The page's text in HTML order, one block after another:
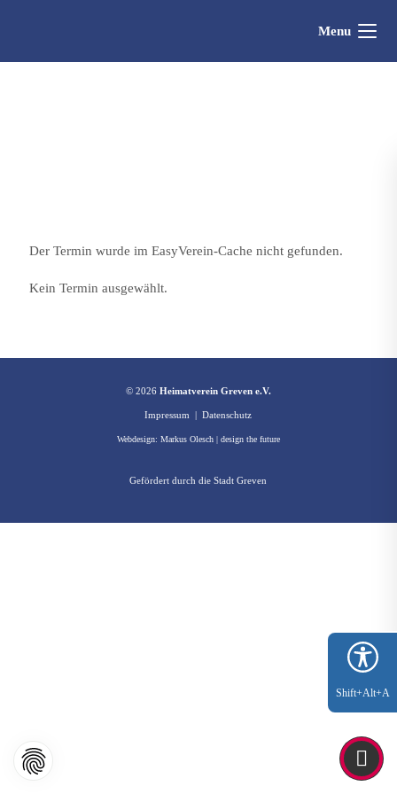
Menu
Der Termin wurde im EasyVerein-Cache nicht gefunden.
Kein Termin ausgewählt.
© 2026 Heimatverein Greven e.V.
Impressum |Datenschutz
Webdesign: Markus Olesch | design the future
Gefördert durch die Stadt Greven
Shift+Alt+A